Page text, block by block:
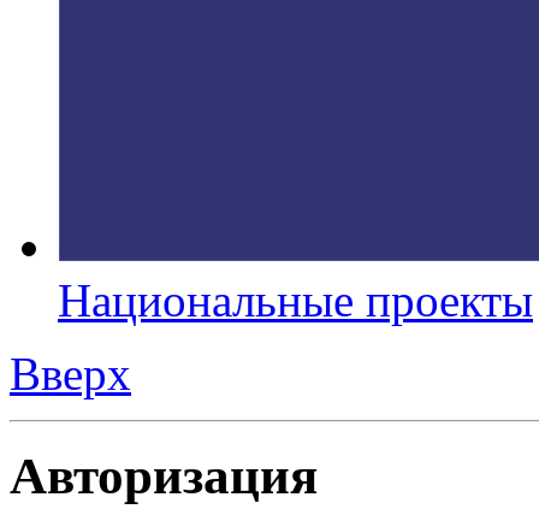
Национальные проекты
Вверх
Авторизация